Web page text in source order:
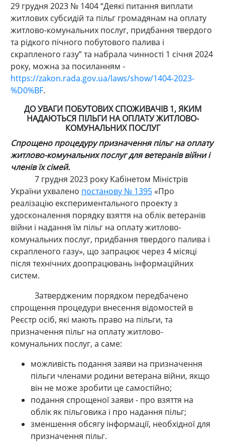
29 грудня 2023 № 1404 “Деякі питання виплати
житлових субсидій та пільг громадянам на оплату
житлово-комунальних послуг, придбання твердого
та рідкого пічного побутового палива і
скрапленого газу” та набрала чинності 1 січня 2024
року, можна за посиланням -
https://zakon.rada.gov.ua/laws/show/1404-2023-
%D0%BF.
ДО УВАГИ ПОБУТОВИХ СПОЖИВАЧІВ 1, ЯКИМ
НАДАЮТЬСЯ ПІЛЬГИ НА ОПЛАТУ ЖИТЛОВО-
КОМУНАЛЬНИХ ПОСЛУГ
Спрощено процедуру призначення пільг на оплату
житлово-комунальних послуг для ветеранів війни і
членів їх сімей.
7 грудня 2023 року Кабінетом Міністрів
України ухвалено постанову № 1395«Про
реалізацію експериментального проекту з
удосконалення порядку взяття на облік ветеранів
війни і надання їм пільг на оплату житлово-
комунальних послуг, придбання твердого палива і
скрапленого газу», що запрацює через 4 місяці
після технічних доопрацювань інформаційних
систем.
Затвердженим порядком передбачено
спрощення процедури внесення відомостей в
Реєстр осіб, які мають право на пільги, та
призначення пільг на оплату житлово-
комунальних послуг, а саме:
можливість подання заяви на призначення
пільги членами родини ветерана війни, якщо
він не може зробити це самостійно;
подання спрощеної заяви - про взяття на
облік як пільговика і про надання пільг;
зменшення обсягу інформації, необхідної для
призначення пільг.